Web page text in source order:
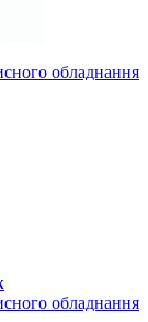
обладнання
обладнання